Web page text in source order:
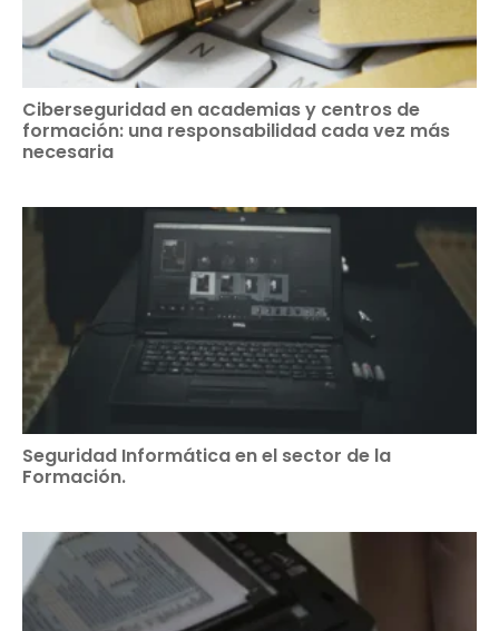
Ciberseguridad en academias y centros de
formación: una responsabilidad cada vez más
necesaria
Seguridad Informática en el sector de la
Formación.